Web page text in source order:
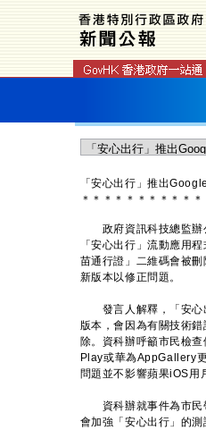
「安心出行」推出
＊ ＊ ＊ ＊ ＊ ＊ ＊ ＊ ＊ ＊ ＊
政府資訊科技總監辦
「安心出行」流動應用
苗通行證」二維碼會被
新版本以修正問題。
發言人解釋，「安心
版本，會因為有關技術
除。資科辦呼籲市民檢
Play或華為AppGallery
問題並不影響蘋果iOS用
資科辦就事件為市民
會加強「安心出行」的